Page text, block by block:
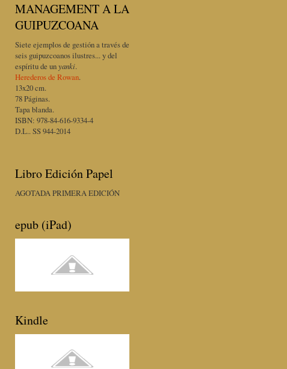
MANAGEMENT A LA
GUIPUZCOANA
Siete ejemplos de gestión a través de
seis guipuzcoanos ilustres... y del
espíritu de unyanki.
Herederos de Rowan.
13x20 cm.
78 Páginas.
Tapa blanda.
ISBN: 978-84-616-9334-4
D.L.. SS 944-2014
Libro Edición Papel
AGOTADA PRIMERA EDICIÓN
epub (iPad)
Kindle